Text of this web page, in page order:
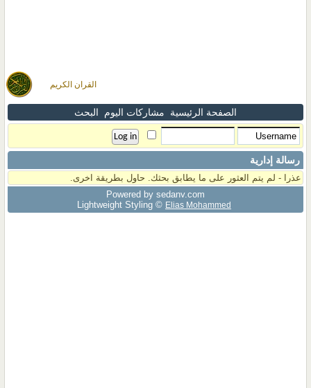
القران الكريم
الصفحة الرئيسية مشاركات اليوم البحث
رسالة إدارية
عذرا - لم يتم العثور على ما يطابق بحثك. حاول بطريقة اخرى.
Powered by sedany.com
Lightweight Styling © Elias Mohammed